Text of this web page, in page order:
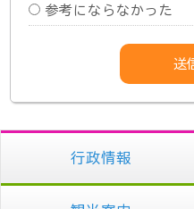
参考にならなかった
行政情報